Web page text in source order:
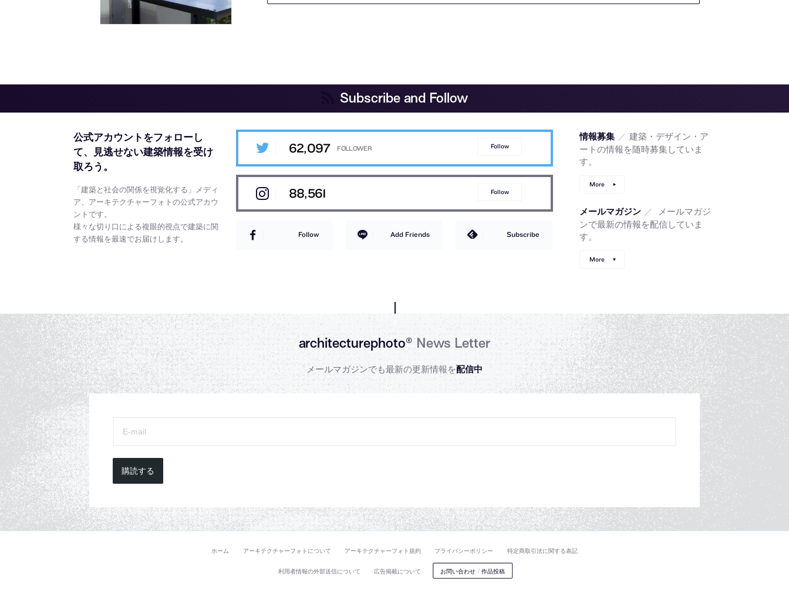
Subscribe and Follow
公式アカウントをフォローし
て、
見逃せない建築情報を受け
取ろう。
「建築と社会の関係を視覚化する」メディ
ア、アーキテクチャーフォトの公式アカウ
ントです。
様々な切り口による複眼的視点で建築に関
する情報を最速でお届けします。
62,097 Follow
88,561 Follow
Follow Add Friends Subscribe
情報募集 ／ 建築・デザイン・ア
ートの情報を随時募集していま
す。
More
メールマガジン ／
メールマガジ
ンで最新の情報を配信していま
す。
More
architecturephoto®News Letter
メールマガジンでも最新の更新情報を配信中
購読する
ホーム アーキテクチャーフォトについて アーキテクチャーフォト規約 プライバシーポリシー 特定商取引法に関する表記
利用者情報の外部送信について 広告掲載について お問い合わせ / 作品投稿